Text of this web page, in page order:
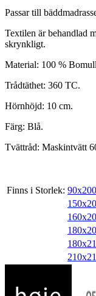
Passar till
Textilen är behandlad
skrynkligt.
Material: 100 %
Trådtäthet: 360 TC.
Hörnhöjd: 10 cm.
Färg: Blå.
Tvättråd: Maskintvätt
Finns i Storlek: